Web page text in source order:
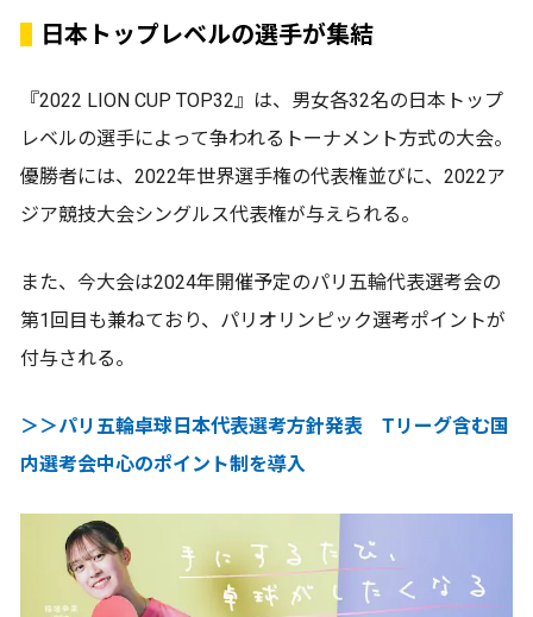
日本トップレベルの選手が集結
『2022 LION CUP TOP32』は、男女各32名の日本トップ
レベルの選手によって争われるトーナメント方式の大会。
優勝者には、2022年世界選手権の代表権並びに、2022ア
ジア競技大会シングルス代表権が与えられる。
また、今大会は2024年開催予定のパリ五輪代表選考会の
第1回目も兼ねており、パリオリンピック選考ポイントが
付与される。
＞＞パリ五輪卓球日本代表選考方針発表 Tリーグ含む国
内選考会中心のポイント制を導入